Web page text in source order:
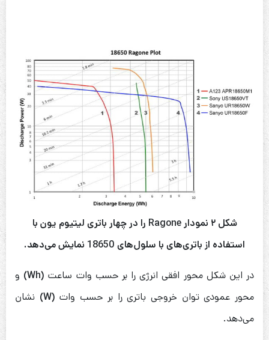
شکل ۲ نمودار Ragone را در چهار باتری لیتیوم یون با
استفاده از باتری‌های با سلول‌های 18650 نمایش می‌دهد.
در این شکل محور افقی انرژی را بر حسب وات ساعت (Wh)
و
محور عمودی توان خروجی باتری را بر حسب وات (W)
نشان
می‌دهد.